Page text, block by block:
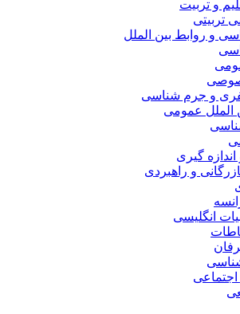
و تربیت
تربیتی
و روابط بین الملل
و جرم شناسی
الملل عمومی
گیری
و راهبردی
انگلیسی